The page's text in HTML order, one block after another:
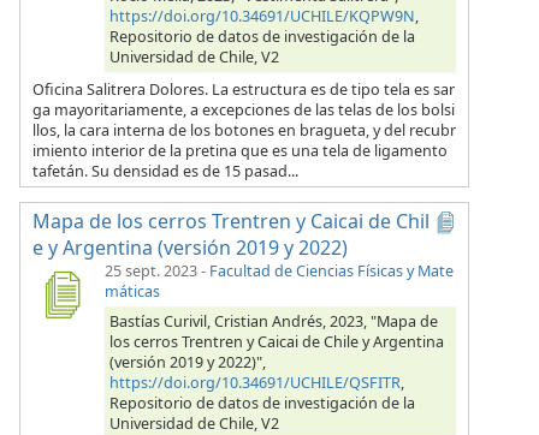
https://doi.org/10.34691/UCHILE/KQPW9N,
Repositorio de datos de investigación de la
Universidad de Chile, V2
Oficina Salitrera Dolores. La estructura es de tipo tela es sar
ga mayoritariamente, a excepciones de las telas de los bolsi
llos, la cara interna de los botones en bragueta, y del recubr
imiento interior de la pretina que es una tela de ligamento
tafetán. Su densidad es de 15 pasad...
Mapa de los cerros Trentren y Caicai de Chil
e y Argentina (versión 2019 y 2022)
25 sept. 2023- Facultad de Ciencias Físicas y Mate
máticas
Bastías Curivil, Cristian Andrés, 2023, "Mapa de
los cerros Trentren y Caicai de Chile y Argentina
(versión 2019 y 2022)",
https://doi.org/10.34691/UCHILE/QSFITR,
Repositorio de datos de investigación de la
Universidad de Chile, V2